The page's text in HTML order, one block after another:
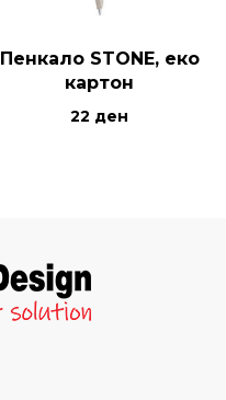
Пенкало STONE, еко
картон
22 ден